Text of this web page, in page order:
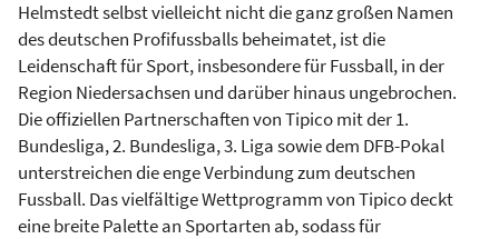
Helmstedt selbst vielleicht nicht die ganz großen Namen
des deutschen Profifussballs beheimatet, ist die
Leidenschaft für Sport, insbesondere für Fussball, in der
Region Niedersachsen und darüber hinaus ungebrochen.
Die offiziellen Partnerschaften von Tipico mit der 1.
Bundesliga, 2. Bundesliga, 3. Liga sowie dem DFB-Pokal
unterstreichen die enge Verbindung zum deutschen
Fussball. Das vielfältige Wettprogramm von Tipico deckt
eine breite Palette an Sportarten ab, sodass für